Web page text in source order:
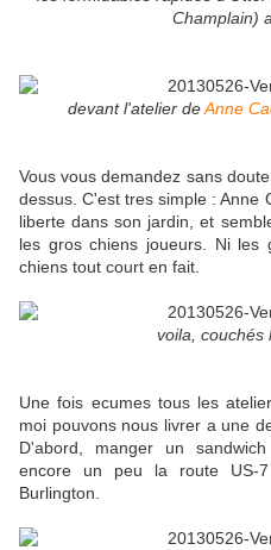
Champlain)
devant l'atelier deAnne
Vous vous demandez sans
dessus. C'est tres simple : Anne
liberte dans son jardin, et
les gros chiens joueurs. Ni les
chiens tout court en fait.
voila, couchés
Une fois ecumes tous les
moi pouvons nous livrer a une
D'abord, manger un
encore un peu la route
Burlington.